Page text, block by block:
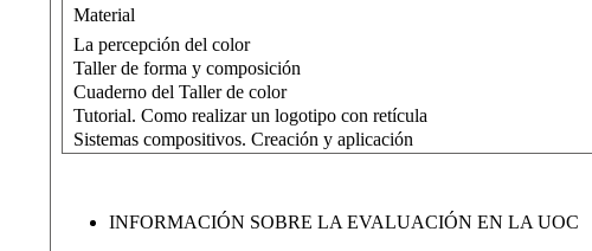
Material
La percepción del color
Taller de forma y composición
Cuaderno del Taller de color
Tutorial. Como realizar un logotipo con retícula
Sistemas compositivos. Creación y aplicación
INFORMACIÓN SOBRE LA EVALUACIÓN EN LA UOC